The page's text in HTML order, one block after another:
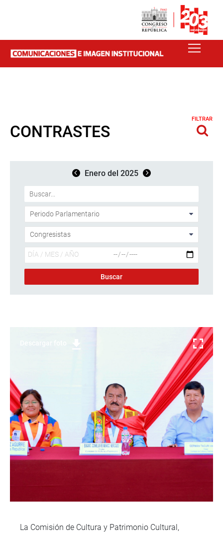
CONTRASTES
FILTRAR
Enero del 2025
La Comisión de Cultura y Patrimonio Cultural,